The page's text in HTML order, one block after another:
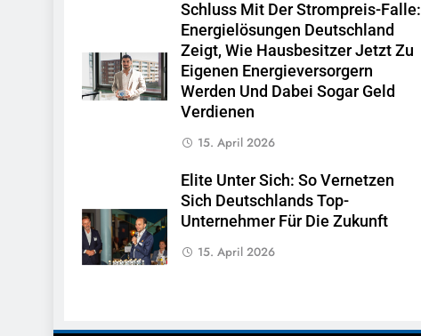
Schluss Mit Der Strompreis-Falle:
Energielösungen Deutschland
Zeigt, Wie Hausbesitzer Jetzt Zu
Eigenen Energieversorgern
Werden Und Dabei Sogar Geld
Verdienen
15. April 2026
Elite Unter Sich: So Vernetzen
Sich Deutschlands Top-
Unternehmer Für Die Zukunft
15. April 2026